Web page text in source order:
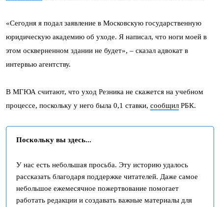
«Сегодня я подал заявление в Московскую государственную
юридическую академию об уходе. Я написал, что ноги моей в
этом оскверненном здании не будет», – сказал адвокат в
интервью агентству.
В МГЮА считают, что уход Резника не скажется на учебном
процессе, поскольку у него была 0,1 ставки, сообщил РБК.
Поскольку вы здесь...
У нас есть небольшая просьба. Эту историю удалось
рассказать благодаря поддержке читателей. Даже самое
небольшое ежемесячное пожертвование помогает
работать редакции и создавать важные материалы для